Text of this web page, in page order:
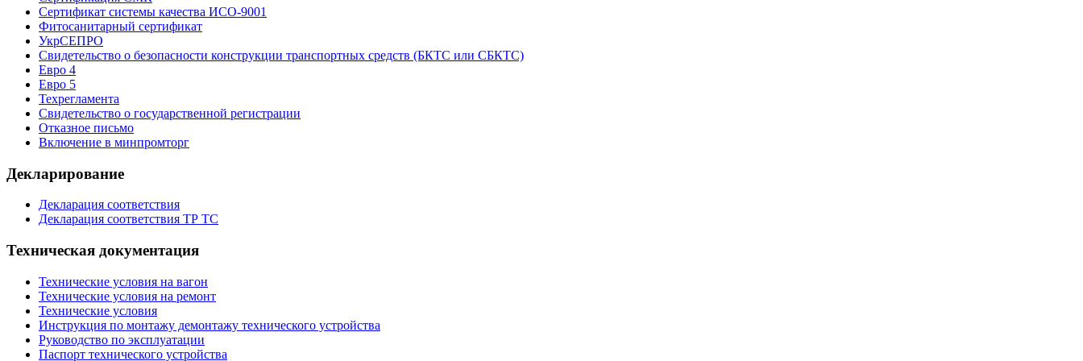
Сертификат системы качества ИСО-9001
Фитосанитарный сертификат
УкрСЕПРО
Свидетельство о безопасности конструкции транспортных средств (БКТС или СБКТС)
Евро 4
Евро 5
Техрегламента
Свидетельство о государственной регистрации
Отказное письмо
Включение в минпромторг
Декларирование
Декларация соответствия
Декларация соответствия ТР ТС
Техническая документация
Технические условия на вагон
Технические условия на ремонт
Технические условия
Инструкция по монтажу демонтажу технического устройства
Руководство по эксплуатации
Паспорт технического устройства